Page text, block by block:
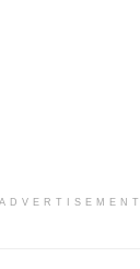
ADVERTISEMENT